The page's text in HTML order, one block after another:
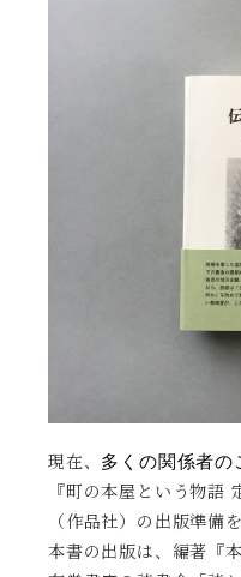
現在、 多くの関係者
『町の本屋という物語
（作品社）の出版準備
本書の出版は、編著『